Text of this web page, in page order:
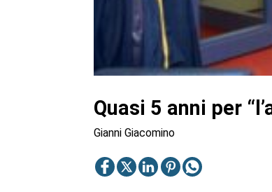
Quasi 5 anni per
Gianni Giacomino